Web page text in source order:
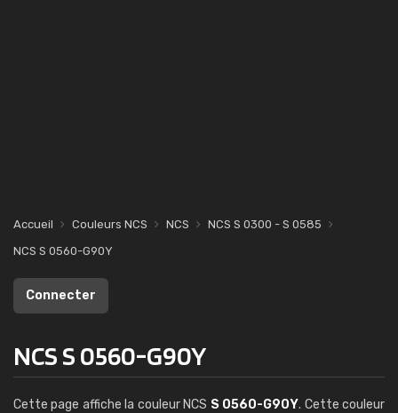
Accueil Couleurs NCS NCS
NCS S 0300 - S 0585
NCS S 0560-G90Y
Connecter
NCS S 0560-G90Y
Cette page affiche la couleur NCS S 0560-G90Y. Cette couleur